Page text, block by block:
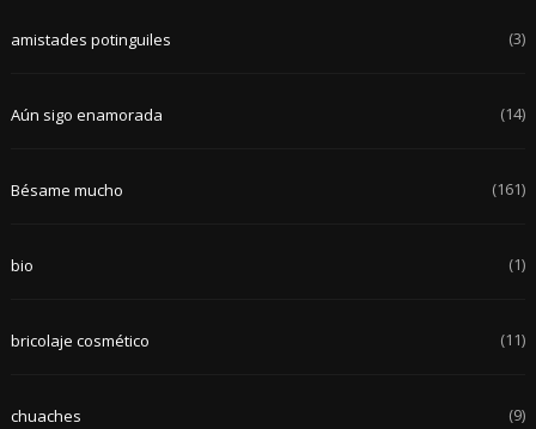
amistades potinguiles (3)
Aún sigo enamorada (14)
Bésame mucho (161)
bio (1)
bricolaje cosmético (11)
chuaches (9)